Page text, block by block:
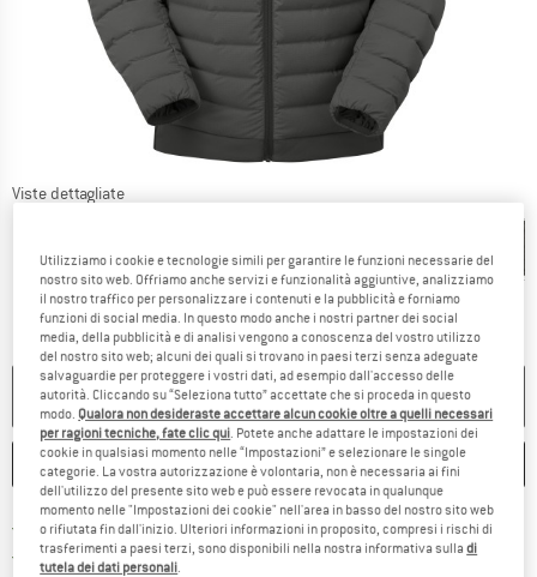
Viste dettagliate
NON PIÙ DISPONIBILE
ANNOTA CONFRONTA
Porto franco da 69 € (IT)Qui trovi ulteriori informazioni sulle
100 giorni di diritto di recessoVai alla politica di recesso qui
Utilizziamo i cookie e tecnologie simili per garantire le funzioni necessarie del
nostro sito web. Offriamo anche servizi e funzionalità aggiuntive, analizziamo
il nostro traffico per personalizzare i contenuti e la pubblicità e forniamo
funzioni di social media. In questo modo anche i nostri partner dei social
media, della pubblicità e di analisi vengono a conoscenza del vostro utilizzo
del nostro sito web; alcuni dei quali si trovano in paesi terzi senza adeguate
salvaguardie per proteggere i vostri dati, ad esempio dall'accesso delle
autorità. Cliccando su “Seleziona tutto” accettate che si proceda in questo
modo. Qualora non desideraste accettare alcun cookie oltre a quelli necessari
per ragioni tecniche, fate clic qui . Potete anche adattare le impostazioni dei
cookie in qualsiasi momento nelle “Impostazioni” e selezionare le singole
categorie. La vostra autorizzazione è volontaria, non è necessaria ai fini
dell'utilizzo del presente sito web e può essere revocata in qualunque
momento nelle "Impostazioni dei cookie" nell'area in basso del nostro sito web
o rifiutata fin dall'inizio. Ulteriori informazioni in proposito, compresi i rischi di
trasferimenti a paesi terzi, sono disponibili nella nostra informativa sulladi
tutela dei dati personali